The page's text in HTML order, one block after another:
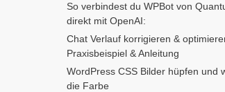
So verbindest du WPBot von
direkt mit OpenAI:
Chat Verlauf korrigieren &
Praxisbeispiel & Anleitung
WordPress CSS Bilder hüpfen und
die Farbe